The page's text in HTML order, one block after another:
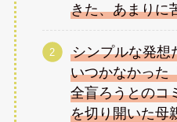
きた、あまりに
シンプルな発想
いつかなかった
全盲ろうとのコ
を切り開いた母